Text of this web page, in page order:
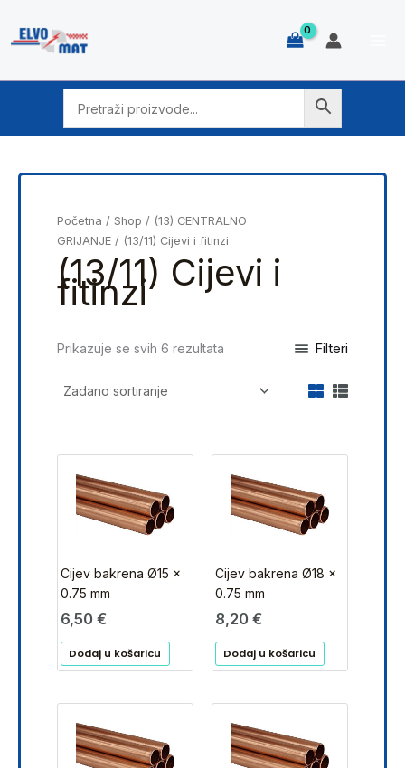
content
Početna / Shop / (13) CENTRALNO
GRIJANJE / (13/11) Cijevi i fitinzi
(13/11) Cijevi i
fitinzi
Prikazuje se svih 6 rezultata Filteri
Cijev bakrena Ø15 x
0.75 mm
6,50 €
Dodaj u košaricu
Cijev bakrena Ø18 x
0.75 mm
8,20 €
Dodaj u košaricu